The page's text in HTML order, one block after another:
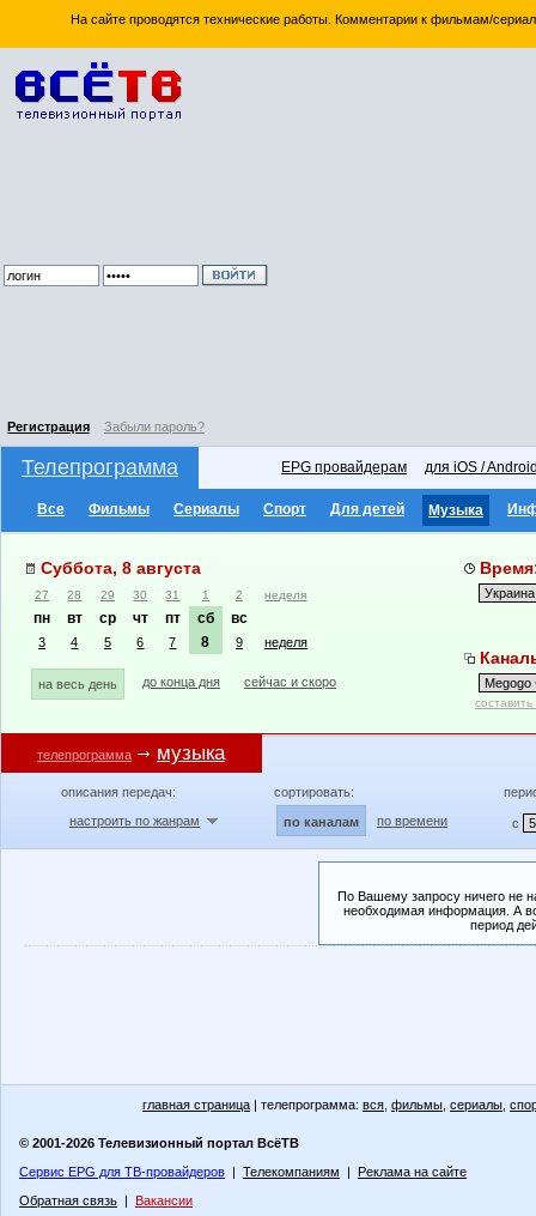
На сайте проводятся технические работы. Комментарии к фильмам/
Регистрация Забыли пароль?
Телепрограмма EPG провайдерам для iOS /
Все Фильмы Сериалы Спорт Для детей Музыка
Суббота, 8 августа
27 28 29 30 31 1 2 неделя
пн вт ср чт пт сб вс
3 4 5 6 7 8 9 неделя
на весь день до конца дня сейчас и скоро
телепрограмма музыка
описания передач:
настроить по жанрам
сортировать:
по каналам по времени с
По Вашему запросу ничего не
необходимая информация. А
период
главная страница | телепрограмма: вся фильмы сериалы
© 2001-2026 Телевизионный портал ВсёТВ
Сервис EPG для ТВ-провайдеров | Телекомпаниям | Реклама на сайте
Обратная связь | Вакансии